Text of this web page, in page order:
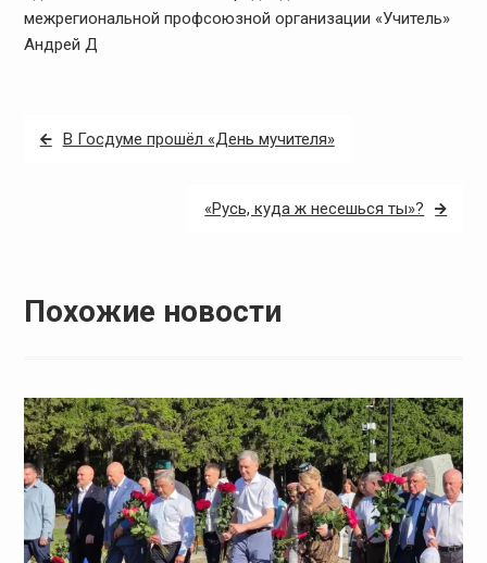
межрегиональной профсоюзной организации «Учитель»
Андрей Д
Навигация
В Госдуме прошёл «День мучителя»
«Русь, куда ж несешься ты»?
Похожие новости